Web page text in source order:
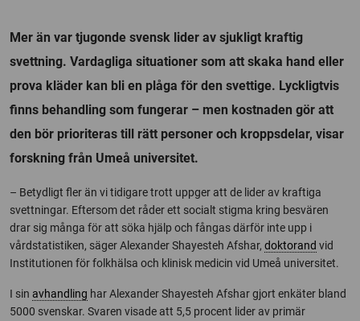
Mer än var tjugonde svensk lider av sjukligt kraftig
svettning. Vardagliga situationer som att skaka hand eller
prova kläder kan bli en plåga för den svettige. Lyckligtvis
finns behandling som fungerar – men kostnaden gör att
den bör prioriteras till rätt personer och kroppsdelar, visar
forskning från Umeå universitet.
– Betydligt fler än vi tidigare trott uppger att de lider av kraftiga
svettningar. Eftersom det råder ett socialt stigma kring besvären
drar sig många för att söka hjälp och fångas därför inte upp i
vårdstatistiken, säger Alexander Shayesteh Afshar, doktorand vid
Institutionen för folkhälsa och klinisk medicin vid Umeå universitet.
I sin avhandling har Alexander Shayesteh Afshar gjort enkäter bland
5000 svenskar. Svaren visade att 5,5 procent lider av primär